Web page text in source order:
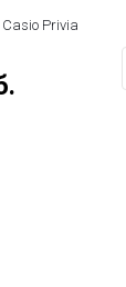
Privia